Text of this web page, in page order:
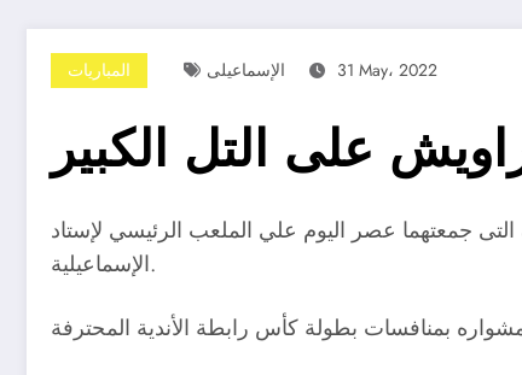
المباريات الإسماعيلى 31 May، 2022
على التل الكبير
التى جمعتهما عصر اليوم علي الملعب الرئيسي لإستاد
الإسماعيلية.